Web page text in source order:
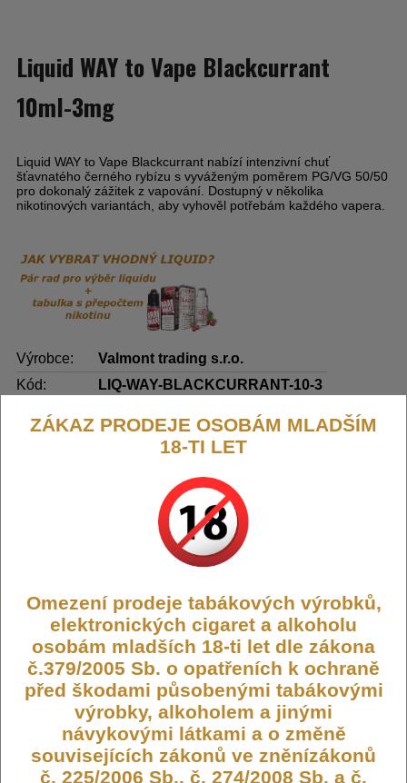
Liquid WAY to Vape Blackcurrant
10ml-3mg
Liquid WAY to Vape Blackcurrant nabízí intenzivní chuť
šťavnatého černého rybízu s vyváženým poměrem PG/VG 50/50
pro dokonalý zážitek z vapování. Dostupný v několika
nikotinových variantách, aby vyhověl potřebám každého vapera.
Výrobce:
Valmont trading s.r.o.
Kód:
LIQ-WAY-BLACKCURRANT-10-3
Dostupnost:
DO KOŠÍKU
Liquid WAY to Vape Blackcurrant
10ml-3mg
Liquid WAY to Vape je oblíbený e-liquid od českého výrobce,
který se zaměřuje na kvalitu a uspokojení potřeb náročných
uživatelů. Tento produkt je ideální volbou jak pro začátečníky, tak
pro zkušené vapery, kteří hledají spolehlivý a chutný liquid pro
své vapovací zařízení.
ZÁKAZ PRODEJE OSOBÁM MLADŠÍM
18-TI LET
Omezení prodeje tabákových výrobků,
elektronických cigaret a alkoholu
osobám mladších 18-ti let dle zákona
č.379/2005 Sb. o opatřeních k ochraně
před škodami působenými tabákovými
výrobky, alkoholem a jinými
návykovými látkami a o změně
souvisejících zákonů ve zněnízákonů
č. 225/2006 Sb., č. 274/2008 Sb. a č.